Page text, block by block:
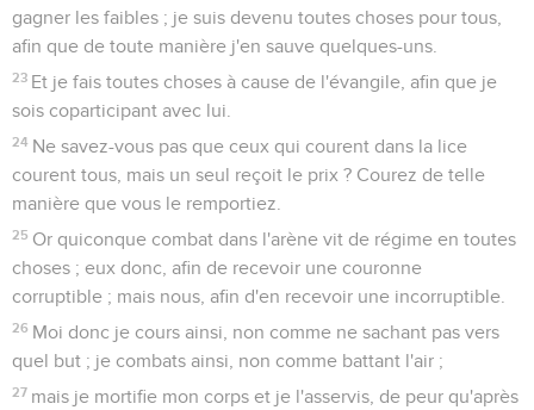
gagner les faibles ; je suis devenu toutes choses pour tous,
afin que de toute manière j'en sauve quelques-uns.
23 Et je fais toutes choses à cause de l'évangile, afin que je
sois coparticipant avec lui.
24 Ne savez-vous pas que ceux qui courent dans la lice
courent tous, mais un seul reçoit le prix ? Courez de telle
manière que vous le remportiez.
25 Or quiconque combat dans l'arène vit de régime en toutes
choses ; eux donc, afin de recevoir une couronne
corruptible ; mais nous, afin d'en recevoir une incorruptible.
26 Moi donc je cours ainsi, non comme ne sachant pas vers
quel but ; je combats ainsi, non comme battant l'air ;
27 mais je mortifie mon corps et je l'asservis, de peur qu'après